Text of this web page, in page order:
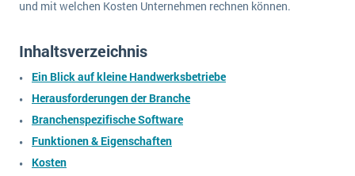
Immobilien
Services
Textil und Mode
Vermietung
Versorgung
ERP-Software für Abfallentsorger
Digitale Arbeitsaufträge in Ihrem ERP- oder FSM-System: clever und effizient
MEHR ÜBER ERP-SOFTWARE
und mit welchen Kosten Unternehmen rechnen können.
Inhaltsverzeichnis
Ein Blick auf kleine Handwerksbetriebe
Herausforderungen der Branche
Branchenspezifische Software
Funktionen & Eigenschaften
Kosten